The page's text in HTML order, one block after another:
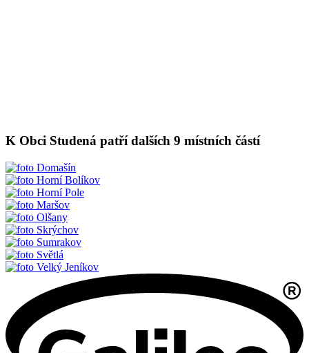
K Obci Studená patří dalších 9 místních částí
Domašín
Horní Bolíkov
Horní Pole
Maršov
Olšany
Skrýchov
Sumrakov
Světlá
Velký Jeníkov